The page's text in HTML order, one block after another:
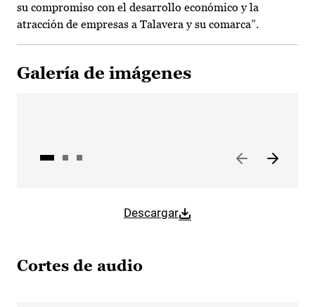
su compromiso con el desarrollo económico y la
atracción de empresas a Talavera y su comarca”.
Galería de imágenes
Descargar
Cortes de audio